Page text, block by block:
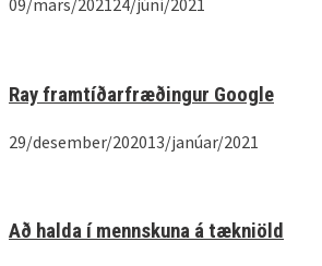
09/mars/202124/júní/2021
Ray framtíðarfræðingur Google
29/desember/202013/janúar/2021
Að halda í mennskuna á tækniöld